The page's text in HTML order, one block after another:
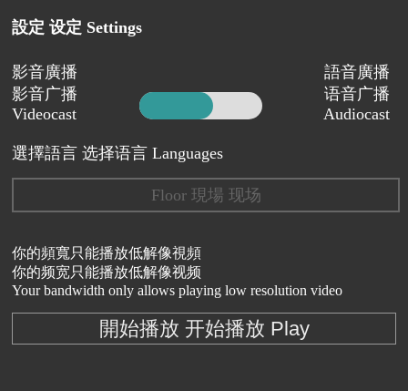
設定 设定 Settings
影音廣播
影音广播
Videocast
語音廣播
语音广播
Audiocast
選擇語言 选择语言 Languages
Floor 現場 现场
你的頻寬只能播放低解像視頻
你的频宽只能播放低解像视频
Your bandwidth only allows playing low resolution video
開始播放 开始播放 Play